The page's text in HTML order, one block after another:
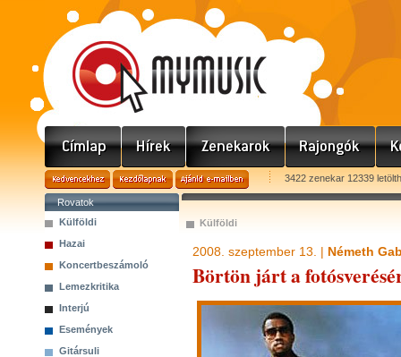
3422 zenekar 12339
Rovatok
Külföldi
Hazai
Koncertbeszámoló
Lemezkritika
Interjú
Események
Gitársuli
Külföldi
2008. szeptember 13. | Németh
Börtön járt a